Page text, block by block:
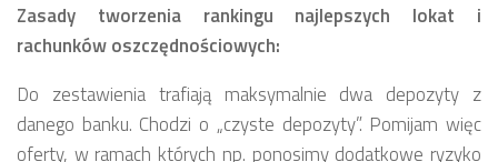
Zasady tworzenia rankingu najlepszych lokat i
rachunków oszczędnościowych:
Do zestawienia trafiają maksymalnie dwa depozyty z
danego banku. Chodzi o „czyste depozyty”. Pomijam więc
oferty, w ramach których np. ponosimy dodatkowe ryzyko